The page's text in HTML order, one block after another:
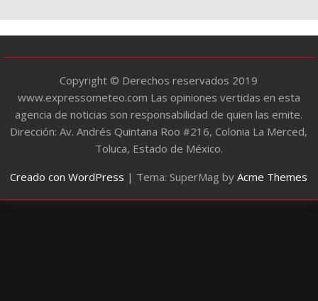
í
a
Copyright © Derechos reservados 2019
www.expressometeo.com Las opiniones vertidas en esta
agencia de noticias son responsabilidad de quien las emite.
Dirección: Av. Andrés Quintana Roo #216, Colonia La Merced,
Toluca, Estado de México.
Creado con WordPress | Tema: SuperMag byAcme Themes